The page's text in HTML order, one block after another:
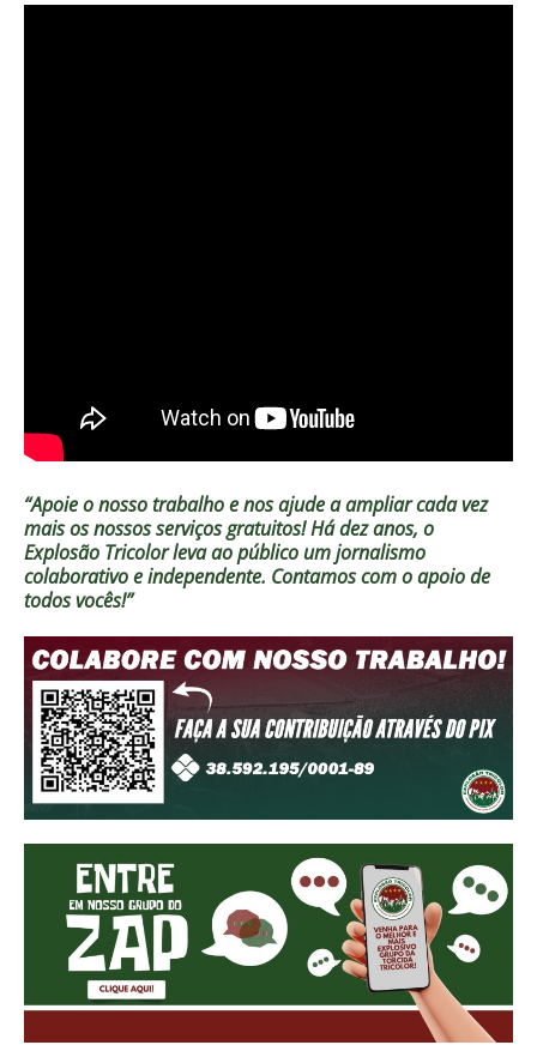
“Apoie o nosso trabalho e nos ajude a ampliar cada vez
mais os nossos serviços gratuitos!Há dez anos, o
Explosão Tricolor leva ao público um jornalismo
colaborativo e independente. Contamos com o apoio de
todos vocês!”